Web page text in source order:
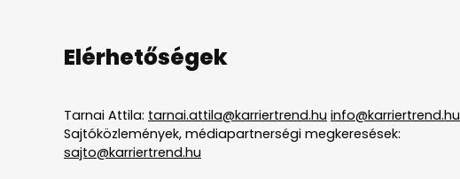
Elérhetőségek
Tarnai Attila: tarnai.attila@karriertrend.hu info@karriertrend.hu
Sajtóközlemények, médiapartnerségi megkeresések:
sajto@karriertrend.hu